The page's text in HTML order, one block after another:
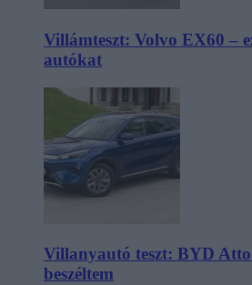
Villámteszt: Volvo EX60 –
autókat
Villanyautó teszt: BYD
beszéltem